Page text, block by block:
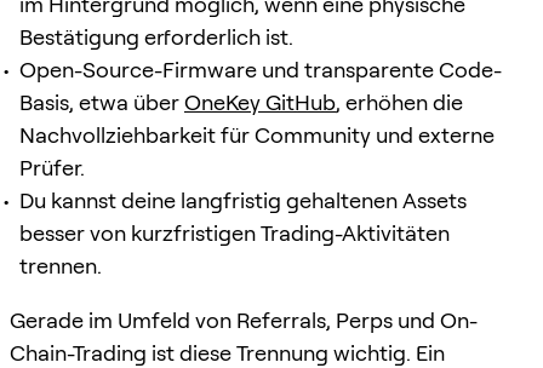
Bestätigung erforderlich ist.
Open-Source-Firmware und transparente Code-
Basis, etwa überOneKey GitHub, erhöhen die
Nachvollziehbarkeit für Community und externe
Prüfer.
Du kannst deine langfristig gehaltenen Assets
besser von kurzfristigen Trading-Aktivitäten
trennen.
Gerade im Umfeld von Referrals, Perps und On-
Chain-Trading ist diese Trennung wichtig. Ein